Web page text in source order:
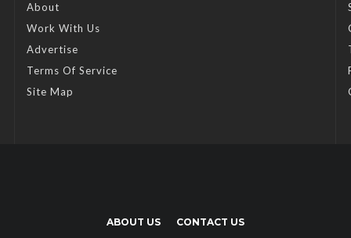
About
Work With Us
Advertise
Terms Of Service
Site Map
ABOUT US CONTACT US